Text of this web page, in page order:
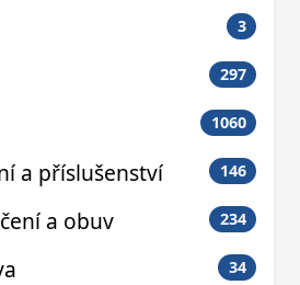
3
297
1060
a příslušenství 146
a obuv 234
34